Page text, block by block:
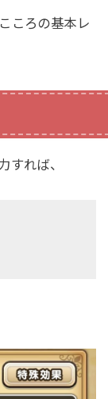
ころの基本レ
すれば、